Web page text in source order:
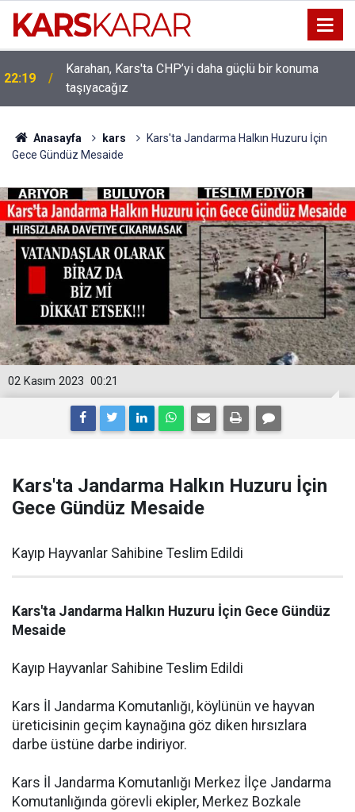
22:19
Karahan, Kars'ta CHP’yi daha güçlü bir konuma
taşıyacağız
Anasayfa kars
Kars'ta Jandarma Halkın Huzuru İçin
Gece Gündüz Mesaide
00:21
02 Kasım 2023
Kars'ta Jandarma Halkın Huzuru İçin
Gece Gündüz Mesaide
Kayıp Hayvanlar Sahibine Teslim Edildi
Kars'ta Jandarma Halkın Huzuru İçin Gece Gündüz
Mesaide
Kayıp Hayvanlar Sahibine Teslim Edildi
Kars İl Jandarma Komutanlığı, köylünün ve hayvan
üreticisinin geçim kaynağına göz diken hırsızlara
darbe üstüne darbe indiriyor.
Kars İl Jandarma Komutanlığı Merkez İlçe Jandarma
Komutanlığında görevli ekipler, Merkez Bozkale